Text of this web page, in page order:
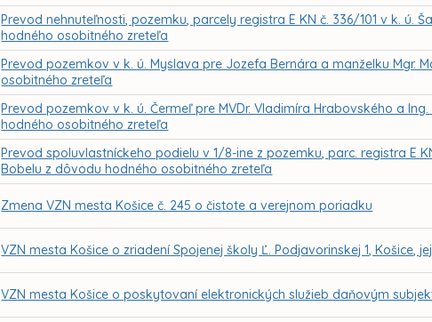
Prevod nehnuteľnosti, pozemku, parcely registra E KN č. 336/101 v k. ú.
hodného osobitného zreteľa
Prevod pozemkov v k. ú. Myslava pre Jozefa Bernára a manželku Mgr.
osobitného zreteľa
Prevod pozemkov v k. ú. Čermeľ pre MVDr. Vladimíra Hrabovského a
hodného osobitného zreteľa
Prevod spoluvlastníckeho podielu v 1/8-ine z pozemku, parc. registra E
Bobelu z dôvodu hodného osobitného zreteľa
Zmena VZN mesta Košice č. 245 o čistote a verejnom poriadku
VZN mesta Košice o zriadení Spojenej školy Ľ. Podjavorinskej 1, Košice,
VZN mesta Košice o poskytovaní elektronických služieb daňovým